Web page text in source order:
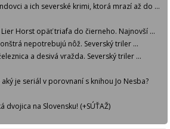
a ich severské krimi, ktorá mrazí až do ...
Horst opäť triafa do čierneho. Najnovší ...
nepotrebujú nôž. Severský triler ...
a desivá vražda. Severský triler ...
je seriál v porovnaní s knihou Jo Nesba?
dvojica na Slovensku! (+SÚŤAŽ)